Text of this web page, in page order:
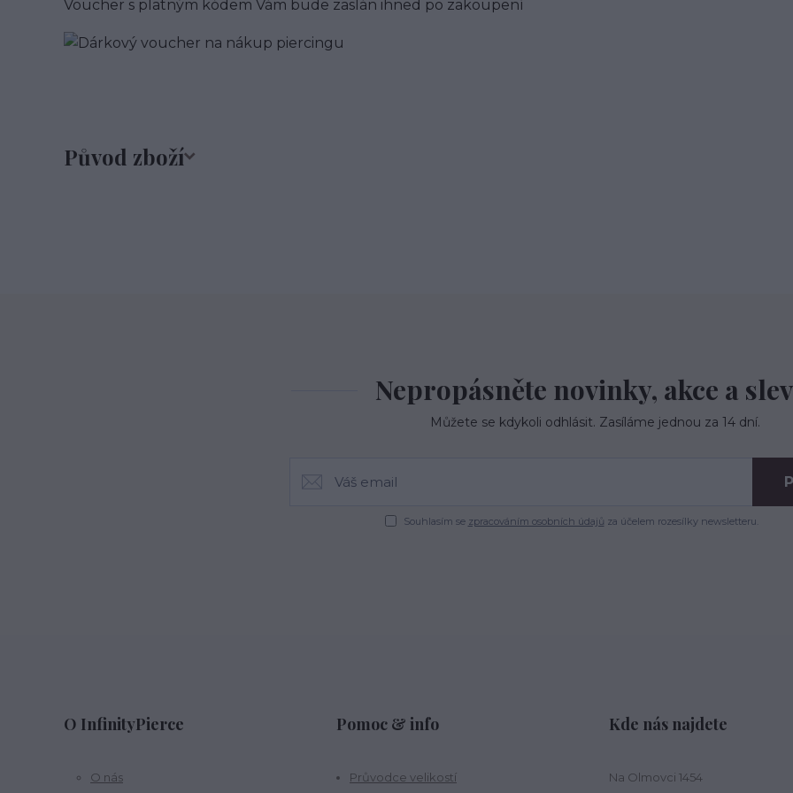
Voucher s platným kódem Vám bude zaslán ihned po zakoupení
Původ zboží
Nepropásněte novinky, akce a
Můžete se kdykoli odhlásit. Zasíláme jednou za 14 dní.
Souhlasím se zpracováním osobních údajů za účelem rozesílky newsletteru.
O InfinityPierce
O nás
Pomoc & info
Průvodce velikostí
Kde nás najdete
Na Olmovci 1454